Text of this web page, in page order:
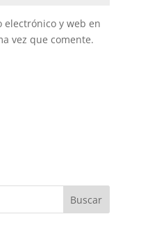
electrónico y web en
vez que comente.